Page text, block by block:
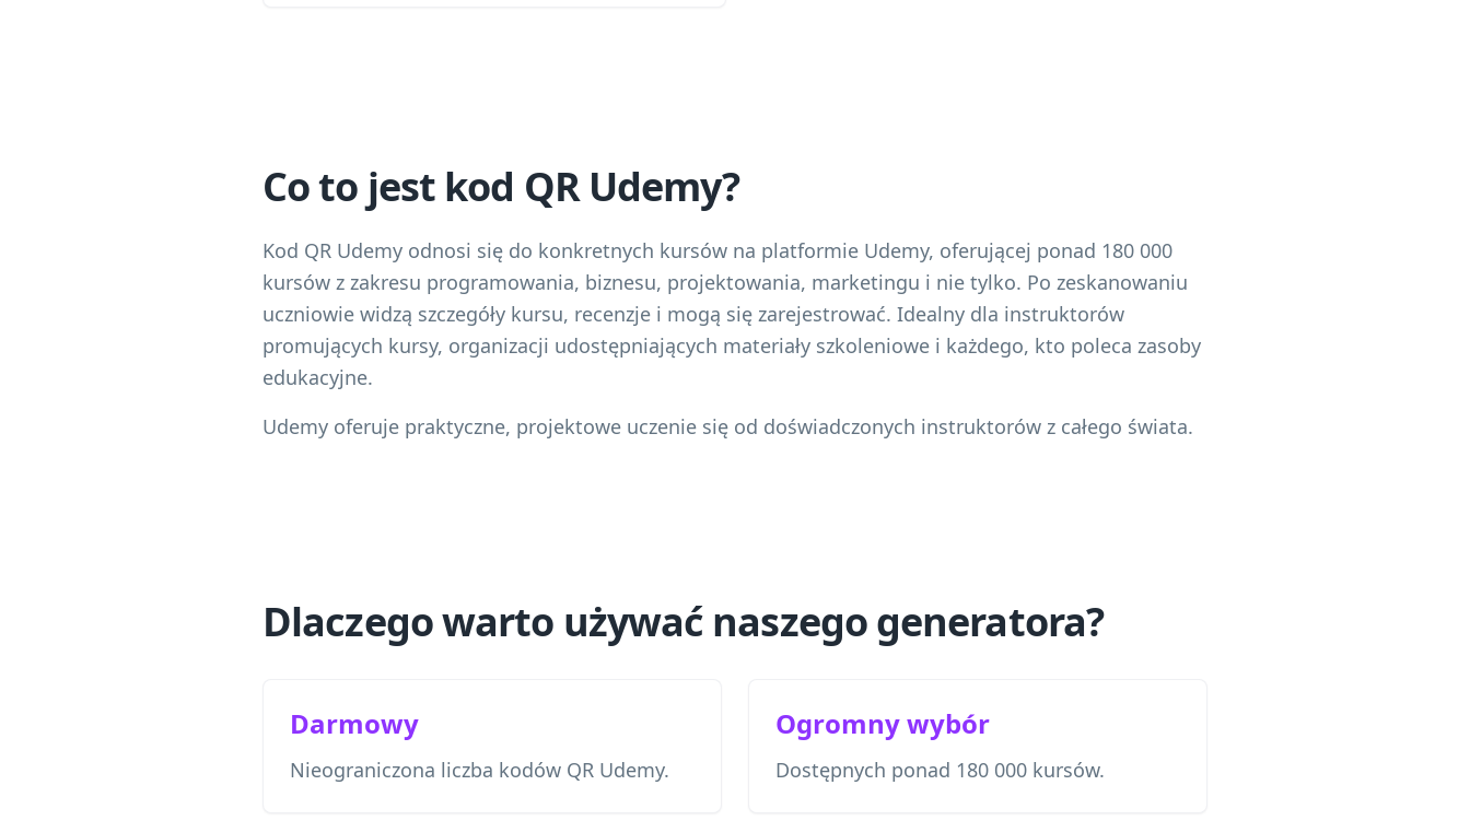
Co to jest kod QR Udemy?
Kod QR Udemy odnosi się do konkretnych kursów na platformie Udemy, oferującej ponad 180 000
kursów z zakresu programowania, biznesu, projektowania, marketingu i nie tylko. Po zeskanowaniu
uczniowie widzą szczegóły kursu, recenzje i mogą się zarejestrować. Idealny dla instruktorów
promujących kursy, organizacji udostępniających materiały szkoleniowe i każdego, kto poleca zasoby
edukacyjne.
Udemy oferuje praktyczne, projektowe uczenie się od doświadczonych instruktorów z całego świata.
Dlaczego warto używać naszego generatora?
Darmowy
Nieograniczona liczba kodów QR Udemy.
Ogromny wybór
Dostępnych ponad 180 000 kursów.